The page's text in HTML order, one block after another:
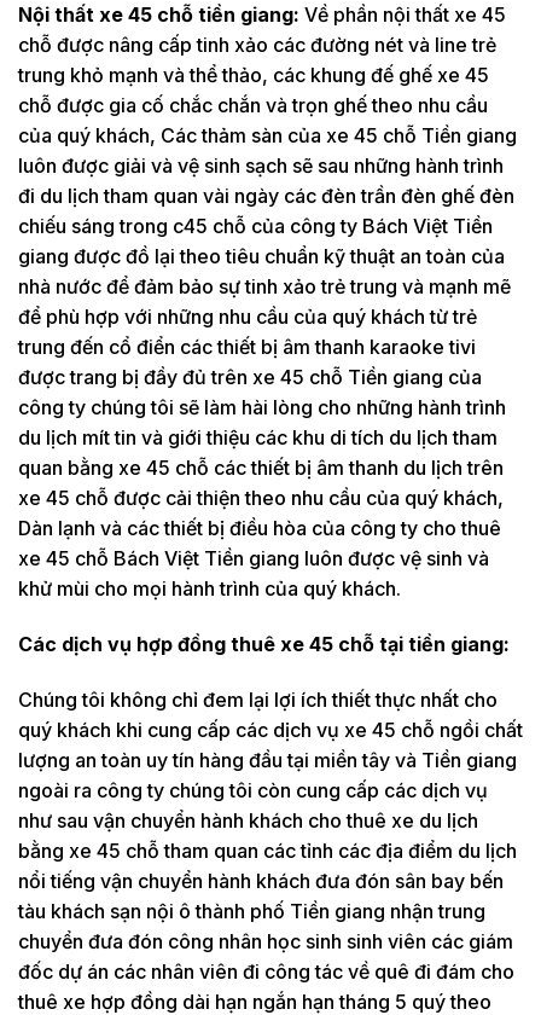
Nội thất xe 45 chỗ tiền giang: Về phần nội thất xe 45
chỗ được nâng cấp tinh xảo các đường nét và line trẻ
trung khỏ mạnh và thể thảo, các khung đế ghế xe 45
chỗ được gia cố chắc chắn và trọn ghế theo nhu cầu
của quý khách, Các thảm sàn của xe 45 chỗ Tiền giang
luôn được giải và vệ sinh sạch sẽ sau những hành trình
đi du lịch tham quan vài ngày các đèn trần đèn ghế đèn
chiếu sáng trong c45 chỗ của công ty Bách Việt Tiền
giang được đồ lại theo tiêu chuẩn kỹ thuật an toàn của
nhà nước để đảm bảo sự tinh xảo trẻ trung và mạnh mẽ
để phù hợp với những nhu cầu của quý khách từ trẻ
trung đến cổ điển các thiết bị âm thanh karaoke tivi
được trang bị đầy đủ trên xe 45 chỗ Tiền giang của
công ty chúng tôi sẽ làm hài lòng cho những hành trình
du lịch mít tin và giới thiệu các khu di tích du lịch tham
quan bằng xe 45 chỗ các thiết bị âm thanh du lịch trên
xe 45 chỗ được cải thiện theo nhu cầu của quý khách,
Dàn lạnh và các thiết bị điều hòa của công ty cho thuê
xe 45 chỗ Bách Việt Tiền giang luôn được vệ sinh và
khử mùi cho mọi hành trình của quý khách.
Các dịch vụ hợp đồng thuê xe 45 chỗ tại tiền giang:
Chúng tôi không chỉ đem lại lợi ích thiết thực nhất cho
quý khách khi cung cấp các dịch vụ xe 45 chỗ ngồi chất
lượng an toàn uy tín hàng đầu tại miền tây và Tiền giang
ngoài ra công ty chúng tôi còn cung cấp các dịch vụ
như sau vận chuyển hành khách cho thuê xe du lịch
bằng xe 45 chỗ tham quan các tỉnh các địa điểm du lịch
nổi tiếng vận chuyển hành khách đưa đón sân bay bến
tàu khách sạn nội ô thành phố Tiền giang nhận trung
chuyển đưa đón công nhân học sinh sinh viên các giám
đốc dự án các nhân viên đi công tác về quê đi đám cho
thuê xe hợp đồng dài hạn ngắn hạn tháng 5 quý theo